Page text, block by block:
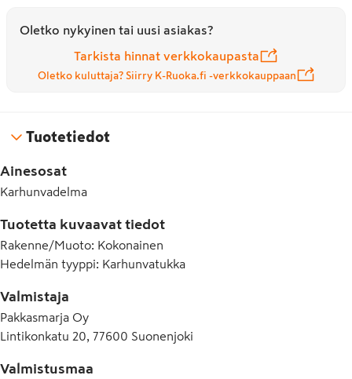
Oletko nykyinen tai uusi asiakas?
Tarkista hinnat verkkokaupasta
Oletko kuluttaja? Siirry K-Ruoka.fi -verkkokauppaan
Tuotetiedot
Ainesosat
Karhunvadelma
Tuotetta kuvaavat tiedot
Rakenne/Muoto: Kokonainen
Hedelmän tyyppi: Karhunvatukka
Valmistaja
Pakkasmarja Oy
Lintikonkatu 20, 77600 Suonenjoki
Valmistusmaa